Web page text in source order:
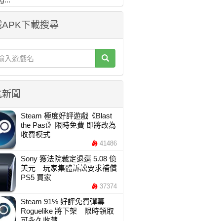
下載搜尋
聞
Steam 極度好評遊戲《Blast
the Past》限時免費 即將改為
收費模式
41486
Sony 獲法院裁定退還 5.08 億
美元 玩家集體訴訟要求補償
PS5 買家
37374
Steam 91% 好評免費彈幕
Roguelike 將下架 限時領取